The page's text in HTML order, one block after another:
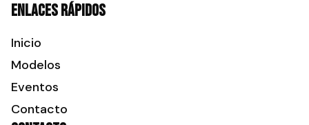
Enlaces rápidos
Inicio
Modelos
Eventos
Contacto